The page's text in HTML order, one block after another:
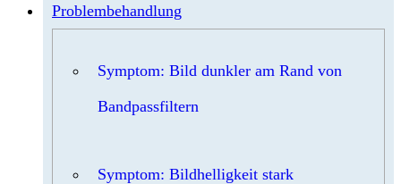
Problembehandlung
Symptom: Bild dunkler am Rand von
Bandpassfiltern
Symptom: Bildhelligkeit stark